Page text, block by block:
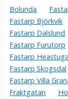
Bolunda
Fastarp Björkvik
Fastarp Dalslund
Fastarp Furutorp
Fastarp
Fastarp Skogsdal
Fastarp Villa
Fraktgatan